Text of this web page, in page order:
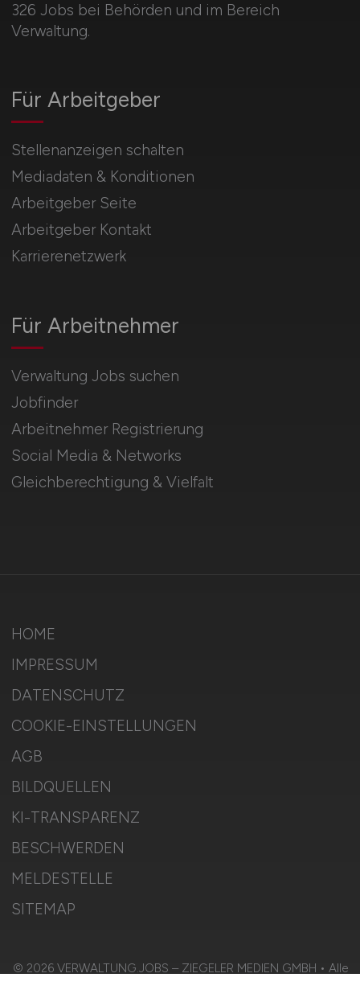
326 Jobs bei Behörden und im Bereich
Verwaltung.
Für Arbeitnehmer
Verwaltung Jobs suchen
Jobfinder
Arbeitnehmer Registrierung
Social Media & Networks
Gleichberechtigung & Vielfalt
Für Arbeitgeber
Stellenanzeigen schalten
Mediadaten & Konditionen
Arbeitgeber Seite
Arbeitgeber Kontakt
Karrierenetzwerk
HOME
IMPRESSUM
DATENSCHUTZ
COOKIE-EINSTELLUNGEN
AGB
BILDQUELLEN
KI-TRANSPARENZ
BESCHWERDEN
MELDESTELLE
SITEMAP
© 2026 VERWALTUNG.JOBS – ZIEGELER MEDIEN GMBH • Alle